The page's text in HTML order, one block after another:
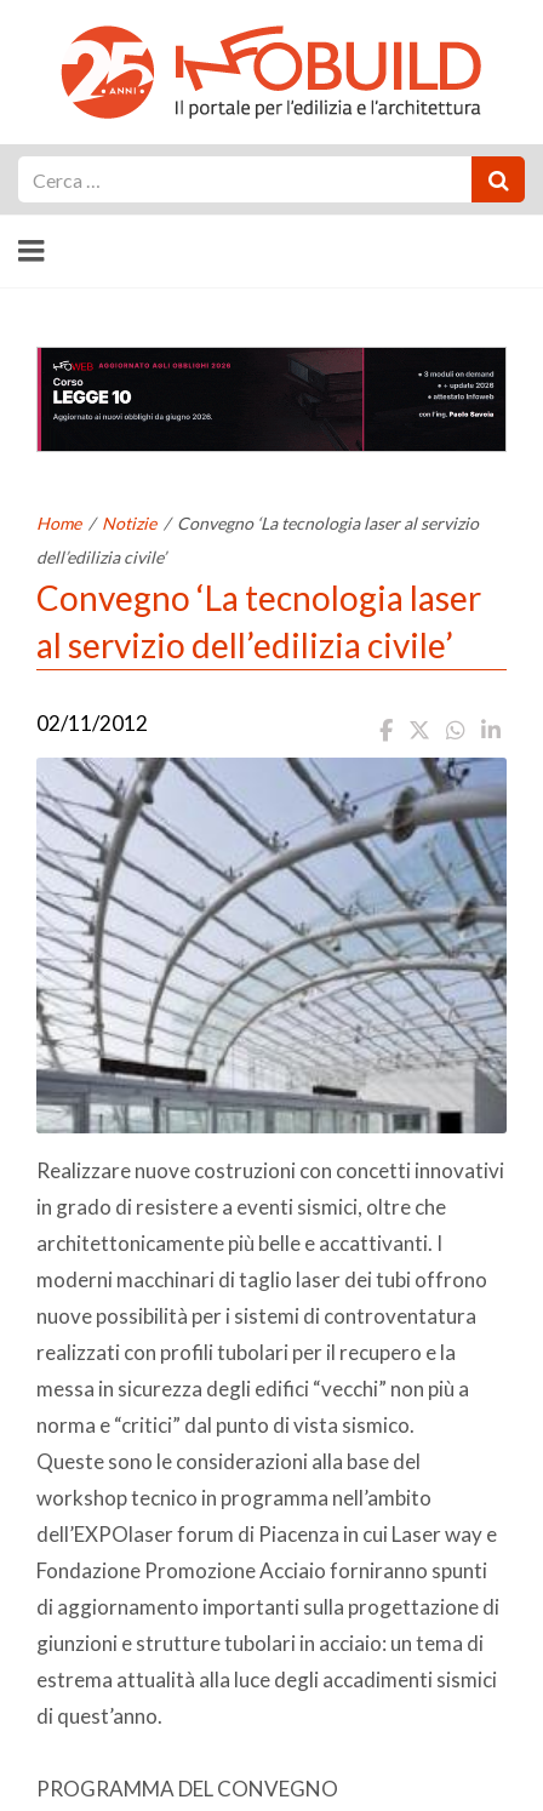
Home / Notizie / Convegno ‘La tecnologia laser al servizio
dell’edilizia civile’
Convegno ‘La tecnologia laser
al servizio dell’edilizia civile’
02/11/2012
Realizzare nuove costruzioni con concetti innovativi
in grado di resistere a eventi sismici, oltre che
architettonicamente più belle e accattivanti. I
moderni macchinari di taglio laser dei tubi offrono
nuove possibilità per i sistemi di controventatura
realizzati con profili tubolari per il recupero e la
messa in sicurezza degli edifici “vecchi” non più a
norma e “critici” dal punto di vista sismico.
Queste sono le considerazioni alla base del
workshop tecnico in programma nell’ambito
dell’EXPOlaser forum di Piacenza in cui Laser way e
Fondazione Promozione Acciaio forniranno spunti
di aggiornamento importanti sulla progettazione di
giunzioni e strutture tubolari in acciaio: un tema di
estrema attualità alla luce degli accadimenti sismici
di quest’anno.
PROGRAMMA DEL CONVEGNO